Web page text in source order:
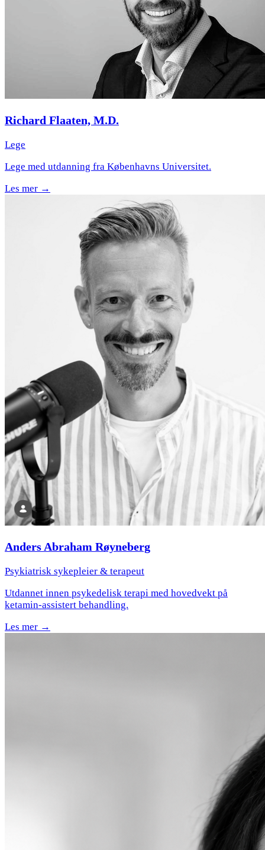
Richard Flaaten, M.D.
Lege
Lege med utdanning fra Københavns Universitet.
Les mer →
Anders Abraham Røyneberg
Psykiatrisk sykepleier & terapeut
Utdannet innen psykedelisk terapi med hovedvekt på
ketamin-assistert behandling.
Les mer →